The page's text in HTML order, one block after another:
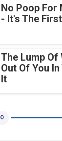
No Poop For
- It's The
The Lump Of
Out Of You
It
0